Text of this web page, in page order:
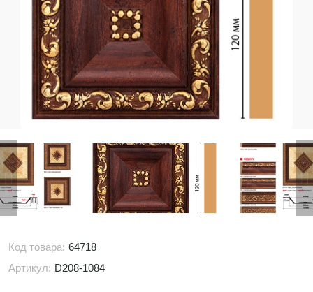
Код товара: 64718
Артикул: D208-1084